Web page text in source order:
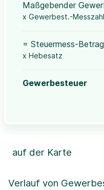
Maßgebender
x Gewerbest.-Messzahl
= Steuermess-Betrag
x Hebesatz
Gewerbesteuer
Verlauf von
auf der Karte
+
Leaflet|